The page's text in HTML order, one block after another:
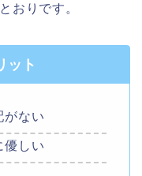
おりです。
ット
がない
優しい